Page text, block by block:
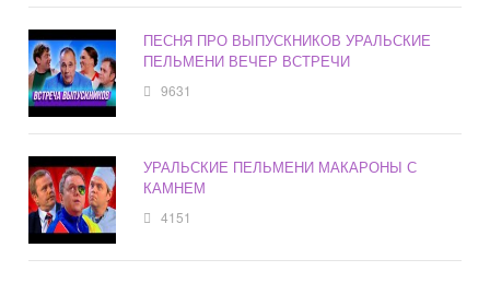
ПЕСНЯ ПРО ВЫПУСКНИКОВ УРАЛЬСКИЕ
ПЕЛЬМЕНИ ВЕЧЕР ВСТРЕЧИ
9631
УРАЛЬСКИЕ ПЕЛЬМЕНИ МАКАРОНЫ С
КАМНЕМ
4151